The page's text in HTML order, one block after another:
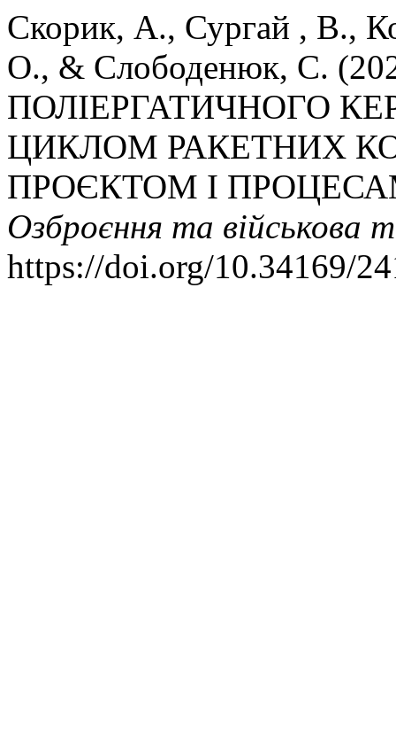
Скорик, А., Сургай , В.,
О., & Слободенюк, С.
ПОЛІЕРГАТИЧНОГО
ЦИКЛОМ РАКЕТНИХ
ПРОЄКТОМ І
Озброєння та військова
https://doi.org/10.34169/